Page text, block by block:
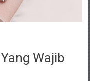
Wajib